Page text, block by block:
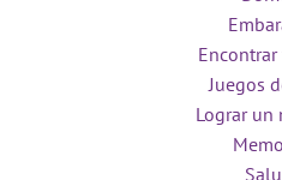
Juegos
Lograr un